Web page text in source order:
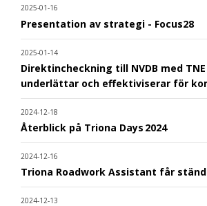
2025-01-16
Presentation av strategi - Focus28
2025-01-14
Direktincheckning till NVDB med
underlättar och effektiviserar för
2024-12-18
Återblick på Triona Days 2024
2024-12-16
Triona Roadwork Assistant får
2024-12-13